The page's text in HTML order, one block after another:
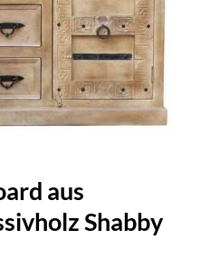
aus
Shabby